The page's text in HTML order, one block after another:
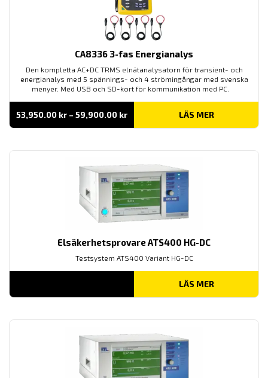
CA8336 3-fas Energianalys
Den kompletta AC+DC TRMS elnätanalysatorn för transient- och
energianalys med 5 spännings- och 4 strömingångar med svenska
menyer. Med USB och SD-kort för kommunikation med PC.
53,950.00 kr – 59,900.00 krPrisintervall:
till
LÄS MER
Elsäkerhetsprovare ATS400 HG-DC
Testsystem ATS400 Variant HG-DC
LÄS MER